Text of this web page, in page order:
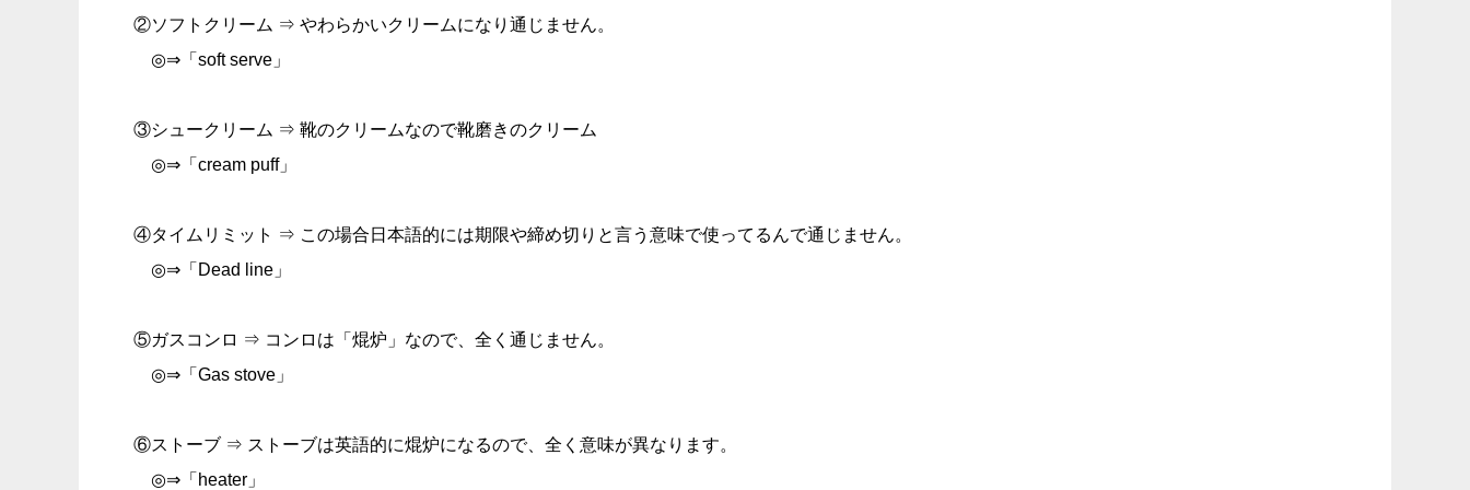
②ソフトクリーム ⇒ やわらかいクリームになり通じません。
◎⇒「soft serve」
③シュークリーム ⇒ 靴のクリームなので靴磨きのクリーム
◎⇒「cream puff」
④タイムリミット ⇒ この場合日本語的には期限や締め切りと言う意味で使ってるんで通じません。
◎⇒「Dead line」
⑤ガスコンロ ⇒ コンロは「焜炉」なので、全く通じません。
◎⇒「Gas stove」
⑥ストーブ ⇒ ストーブは英語的に焜炉になるので、全く意味が異なります。
◎⇒「heater」